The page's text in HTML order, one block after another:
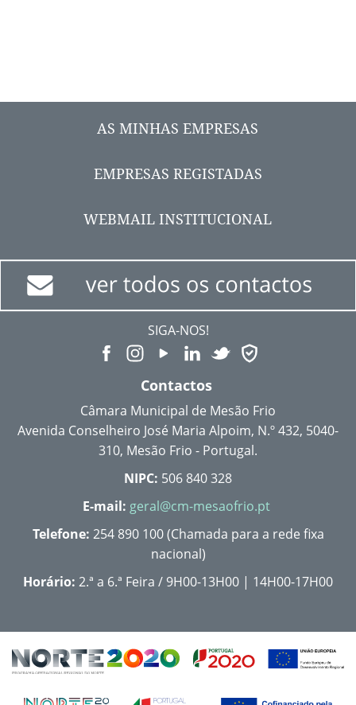
AS MINHAS EMPRESAS
EMPRESAS REGISTADAS
WEBMAIL INSTITUCIONAL
SIGA-NOS!
Contactos
Câmara Municipal de Mesão Frio
Avenida Conselheiro José Maria Alpoim, N.º 432, 5040-
310, Mesão Frio - Portugal.
NIPC: 506 840 328
E-mail: geral@cm-mesaofrio.pt
Telefone: 254 890 100 (Chamada para a rede fixa
nacional)
Horário: 2.ª a 6.ª Feira / 9H00-13H00 | 14H00-17H00